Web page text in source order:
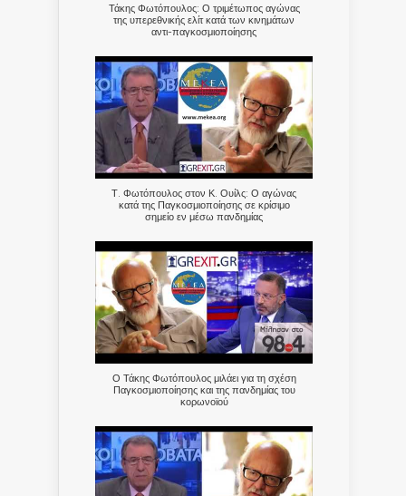
Τάκης Φωτόπουλος: Ο τριμέτωπος αγώνας
της υπερεθνικής ελίτ κατά των κινημάτων
αντι-παγκοσμιοποίησης
Τ. Φωτόπουλος στον Κ. Ουίλς: Ο αγώνας
κατά της Παγκοσμιοποίησης σε κρίσιμο
σημείο εν μέσω πανδημίας
Ο Τάκης Φωτόπουλος μιλάει για τη σχέση
Παγκοσμιοποίησης και της πανδημίας του
κορωνοϊού